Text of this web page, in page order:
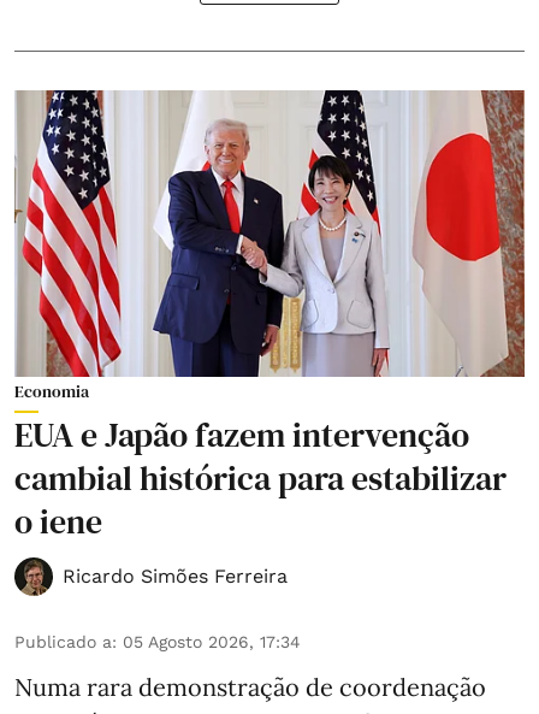
Economia
EUA e Japão fazem intervenção
cambial histórica para estabilizar
o iene
Ricardo Simões Ferreira
Publicado a: 05 Agosto 2026, 17:34
Numa rara demonstração de coordenação